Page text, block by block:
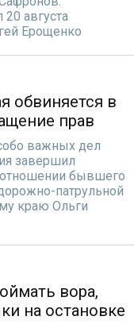
августа
Ерощенко
обвиняется в
прав
важных дел
завершил
отношении бывшего
патрульной
краю Ольги
вора,
на остановке